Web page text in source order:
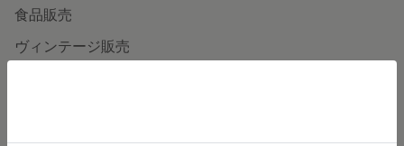
食品販売
ヴィンテージ販売